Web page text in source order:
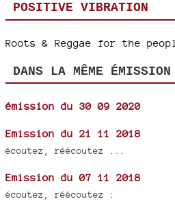
POSITIVE VIBRATION
Roots & Reggae for the
DANS LA MÊME ÉMISSION
émission du 30 09 2020
Emission du 21 11 2018
écoutez, réécoutez ...
Emission du 07 11 2018
écoutez, réécoutez :